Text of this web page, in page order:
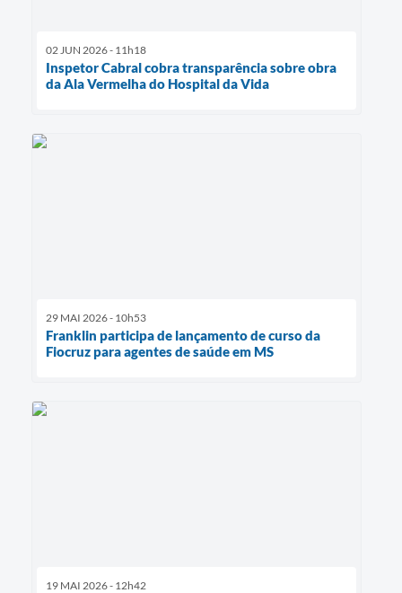
02 JUN 2026 - 11h18
Inspetor Cabral cobra transparência sobre obra
da Ala Vermelha do Hospital da Vida
29 MAI 2026 - 10h53
Franklin participa de lançamento de curso da
Fiocruz para agentes de saúde em MS
19 MAI 2026 - 12h42